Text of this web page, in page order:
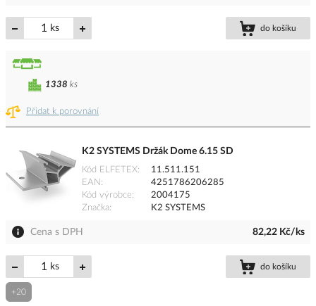
ks do košíku
Přidat k porovnání
1338 ks
K2 SYSTEMS Držák Dome 6.15 SD
Kód ELFETEX
11.511.151
EAN
4251786206285
Kód výrobce
2004175
Značka
K2 SYSTEMS
Cena s DPH 82,22 Kč/ks
ks do košíku
+20